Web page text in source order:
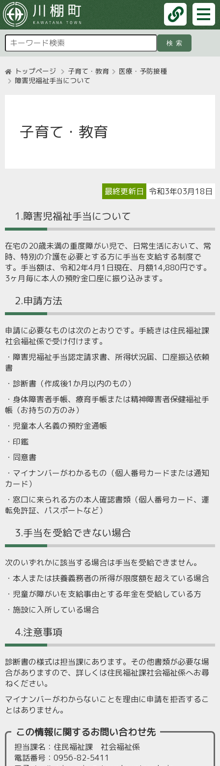
検索
トップページ 子育て・教育
医療・予防接種
障害児福祉手当について
子育て・教育
最終更新日 令和3年03月18日
1.障害児福祉手当について
在宅の20歳未満の重度障がい児で、日常生活において、常
時、特別の介護を必要とする方に手当を支給する制度で
す。手当額は、令和2年4月1日現在、月額14,880円です。
3ヶ月毎に本人の預貯金口座に振り込みます。
2.申請方法
申請に必要なものは次のとおりです。手続きは住民福祉課
社会福祉係で受け付けます。
・障害児福祉手当認定請求書、所得状況届、口座振込依頼
書
・診断書（作成後1か月以内のもの）
・身体障害者手帳、療育手帳または精神障害者保健福祉手
帳（お持ちの方のみ）
・児童本人名義の預貯金通帳
・印鑑
・同意書
・マイナンバーがわかるもの（個人番号カードまたは通知
カード）
・窓口に来られる方の本人確認書類（個人番号カード、運
転免許証、パスポートなど）
3.手当を受給できない場合
次のいずれかに該当する場合は手当を受給できません。
・本人または扶養義務者の所得が限度額を超えている場合
・児童が障がいを支給事由とする年金を受給している方
・施設に入所している場合
4.注意事項
診断書の様式は担当課にあります。その他書類が必要な場
合がありますので、詳しくは住民福祉課社会福祉係へお尋
ねください。
マイナンバーがわからないことを理由に申請を拒否するこ
とはありません。
この情報に関するお問い合わせ先
担当課名：住民福祉課 社会福祉係
電話番号：0956-82-5411